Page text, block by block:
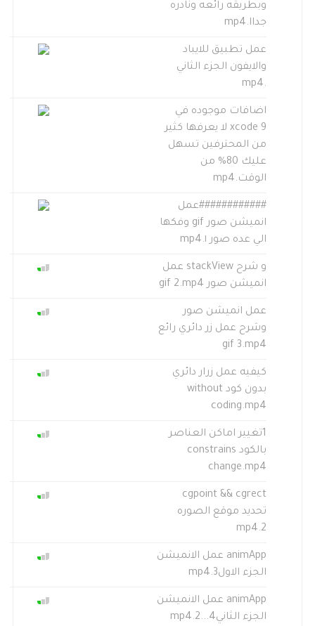
وبطريقه رائعه ونادره
جداا.mp4
عمل تطبيق للايباد
والايفون الجزء الثاني
.mp4
اضافات موجوده في
xcode 9 لا يعرفها كثير
من المحترفين تسهل
عليك 80% من
الوقت.mp4
############عمل
انميشن صور gif وفكها
الي عده صور ١.mp4
و شرح stackView عمل
انميشن صور gif 2.mp4
عمل انميشن صور
وشرح عمل زر دائري رائع
gif 3.mp4
كيفيه عمل زرار دائري
بدون كود without
coding.mp4
1تغيير اماكن العناصر
بالكود constrains
change.mp4
cgpoint && cgrect
تحديد موقع الصوره
2.mp4
animApp عمل الانميشن
الجزء الاول3.mp4
animApp عمل الانميشن
الجزء الثاني4...2.mp4